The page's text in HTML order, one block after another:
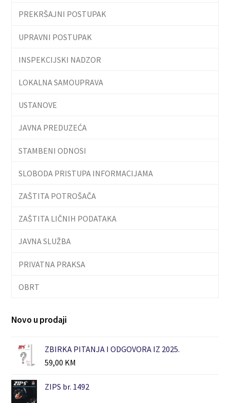
PREKRŠAJNI POSTUPAK
UPRAVNI POSTUPAK
INSPEKCIJSKI NADZOR
LOKALNA SAMOUPRAVA
USTANOVE
JAVNA PREDUZEĆA
STAMBENI ODNOSI
SLOBODA PRISTUPA INFORMACIJAMA
ZAŠTITA POTROŠAČA
ZAŠTITA LIČNIH PODATAKA
JAVNA SLUŽBA
PRIVATNA PRAKSA
OBRT
Novo u prodaji
ZBIRKA PITANJA I ODGOVORA IZ 2025.
59,00 KM
ZIPS br. 1492